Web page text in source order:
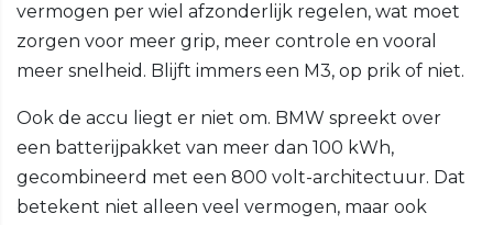
vermogen per wiel afzonderlijk regelen, wat moet
zorgen voor meer grip, meer controle en vooral
meer snelheid. Blijft immers een M3, op prik of niet.
Ook de accu liegt er niet om. BMW spreekt over
een batterijpakket van meer dan 100 kWh,
gecombineerd met een 800 volt-architectuur. Dat
betekent niet alleen veel vermogen, maar ook